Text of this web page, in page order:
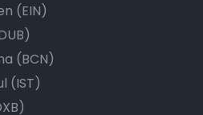
(EIN)
(BCN)
(IST)